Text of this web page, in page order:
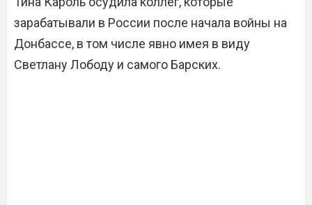
зарабатывали в России после начала войны на
Донбассе, в том числе явно имея в виду
Светлану Лободу и самого Барских.